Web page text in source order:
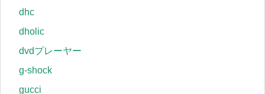
dhc
dholic
dvdプレーヤー
g-shock
gucci